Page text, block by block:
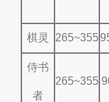
棋灵 265~355
侍书
者
265~355